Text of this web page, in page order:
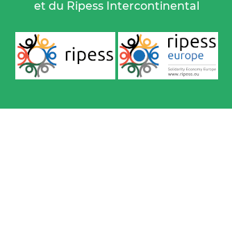
et du Ripess Intercontinental